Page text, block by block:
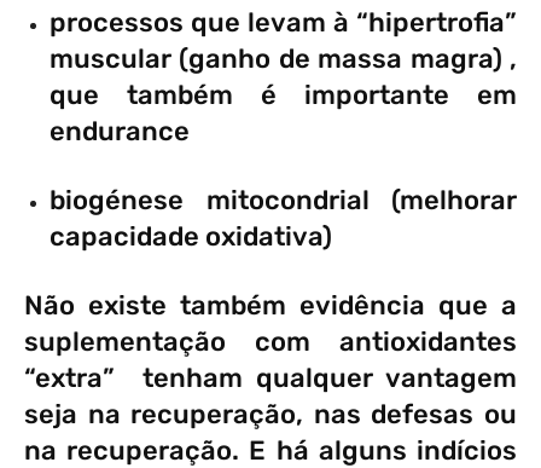
processos que levam à “hipertrofia”
muscular (ganho de massa magra) ,
que também é importante em
endurance
biogénese mitocondrial (melhorar
capacidade oxidativa)
Não existe também evidência que a
suplementação com antioxidantes
“extra” tenham qualquer vantagem
seja na recuperação, nas defesas ou
na recuperação. E há alguns indícios